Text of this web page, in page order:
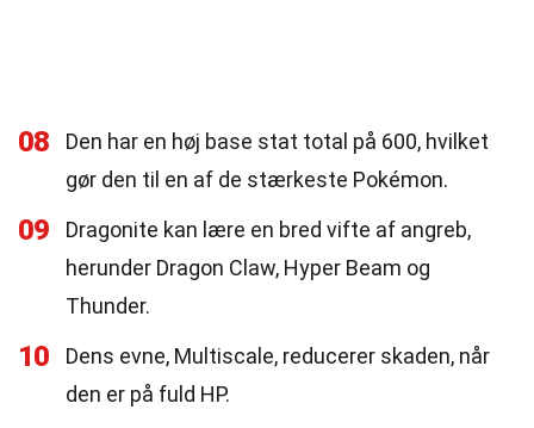
08
Den har en høj base stat total på 600, hvilket
gør den til en af de stærkeste Pokémon.
09
Dragonite kan lære en bred vifte af angreb,
herunder Dragon Claw, Hyper Beam og
Thunder.
10
Dens evne, Multiscale, reducerer skaden, når
den er på fuld HP.